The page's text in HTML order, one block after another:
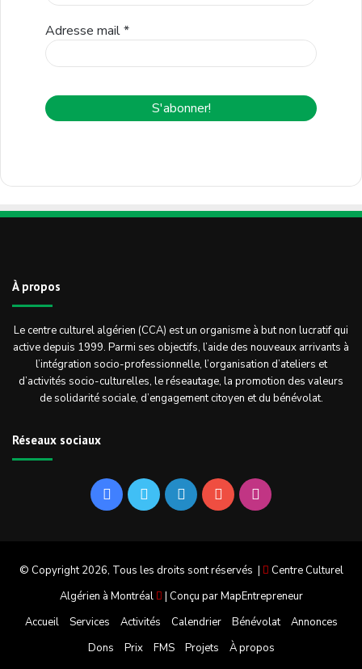
Adresse mail*
À propos
Le centre culturel algérien (CCA) est un organisme à but non lucratif qui
active depuis 1999. Parmi ses objectifs, l’aide des nouveaux arrivants à
l’intégration socio-professionnelle, l’organisation d’ateliers et
d’activités socio-culturelles, le réseautage, la promotion des valeurs
de solidarité sociale, d’engagement citoyen et du bénévolat.
Réseaux sociaux
FacebookTwitterLinkedinYouTubeInstagram
© Copyright 2026, Tous les droits sont réservés |
Centre Culturel
Algérien à Montréal
| Conçu parMapEntrepreneur
Accueil
Services Activités Calendrier Bénévolat
Annonces
Dons
Prix FMS Projets À propos